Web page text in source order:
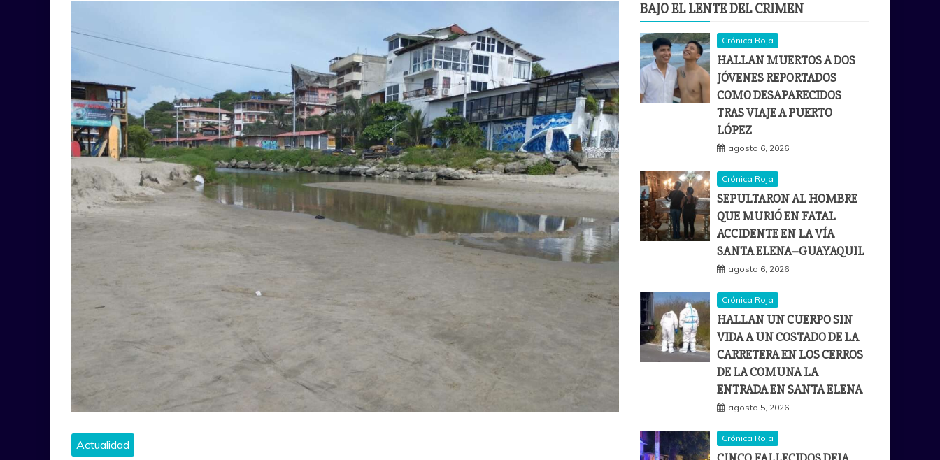
Actualidad
BAJO EL LENTE DEL CRIMEN
Crónica Roja
HALLAN MUERTOS A DOS
JÓVENES REPORTADOS
COMO DESAPARECIDOS
TRAS VIAJE A PUERTO
LÓPEZ
agosto 6, 2026
Crónica Roja
SEPULTARON AL HOMBRE
QUE MURIÓ EN FATAL
ACCIDENTE EN LA VÍA
SANTA ELENA–GUAYAQUIL
agosto 6, 2026
Crónica Roja
HALLAN UN CUERPO SIN
VIDA A UN COSTADO DE LA
CARRETERA EN LOS CERROS
DE LA COMUNA LA
ENTRADA EN SANTA ELENA
agosto 5, 2026
Crónica Roja